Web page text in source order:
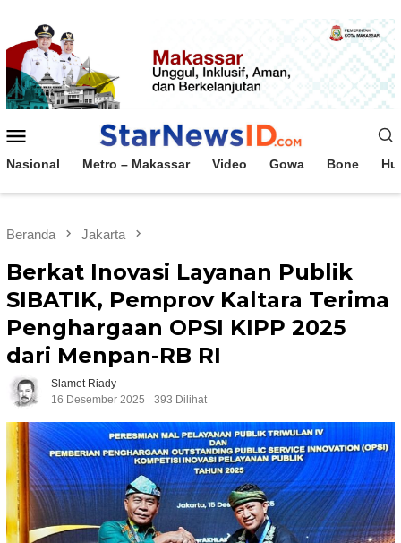
konten
Mobile
Nasional Metro – Makassar Video Gowa Bone
Beranda Jakarta
Berkat Inovasi Layanan Publik
SIBATIK, Pemprov Kaltara Terima
Penghargaan OPSI KIPP 2025
dari Menpan-RB RI
Slamet Riady
16 Desember 2025
393 Dilihat